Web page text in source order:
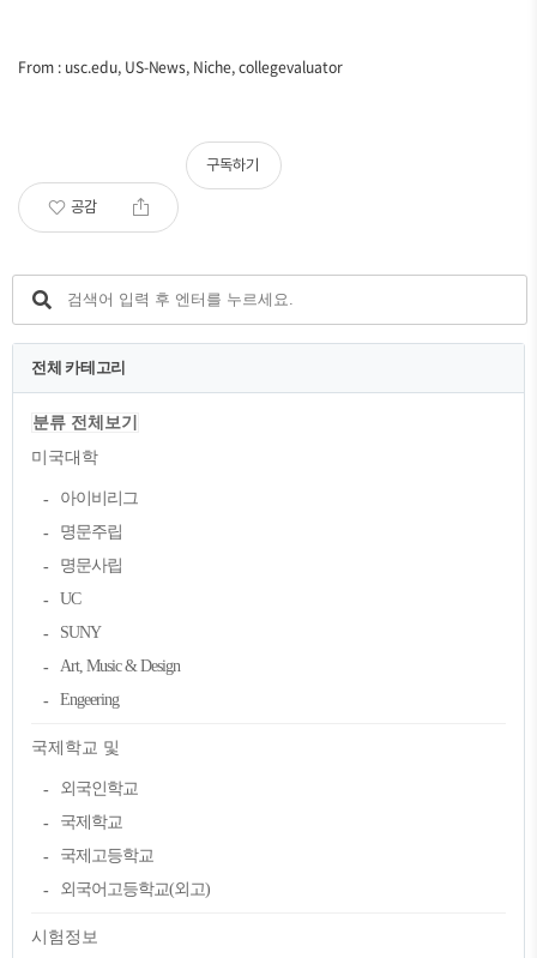
From : usc.edu, US-News, Niche, collegevaluator
공감
구독하기
전체 카테고리
분류 전체보기
미국대학
아이비리그
명문주립
명문사립
UC
SUNY
Art, Music & Design
Engeering
국제학교 및
외국인학교
국제학교
국제고등학교
외국어고등학교(외고)
시험정보